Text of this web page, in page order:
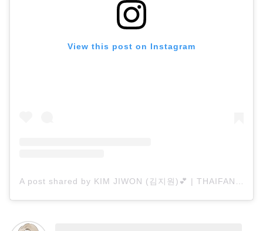
View this post on Instagram